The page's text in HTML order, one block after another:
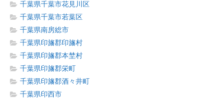
千葉県千葉市花見川区
千葉県千葉市若葉区
千葉県南房総市
千葉県印旛郡印旛村
千葉県印旛郡本埜村
千葉県印旛郡栄町
千葉県印旛郡酒々井町
千葉県印西市